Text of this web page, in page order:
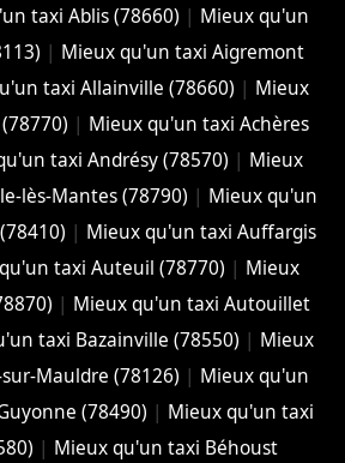
taxi Ablis (78660) | Mieux qu'un
| Mieux qu'un taxi Aigremont
taxi Allainville (78660) | Mieux
| Mieux qu'un taxi Achères
taxi Andrésy (78570) | Mieux
lès-Mantes (78790) | Mieux qu'un
| Mieux qu'un taxi Auffargis
taxi Auteuil (78770) | Mieux
| Mieux qu'un taxi Autouillet
taxi Bazainville (78550) | Mieux
Mauldre (78126) | Mieux qu'un
(78490) | Mieux qu'un taxi
| Mieux qu'un taxi Béhoust